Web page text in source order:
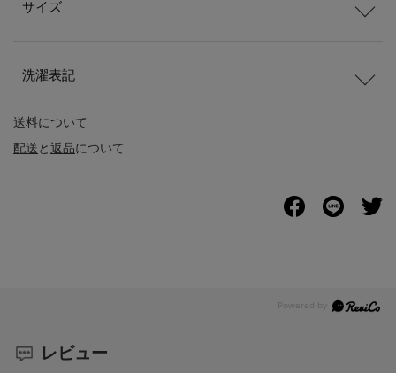
送料について
配送と返品について
サイズ
洗濯表記
レビュー